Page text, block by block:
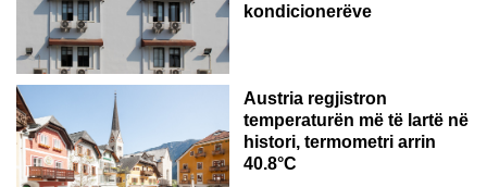
kondicionerëve
Austria regjistron
temperaturën më të lartë në
histori, termometri arrin
40.8°C